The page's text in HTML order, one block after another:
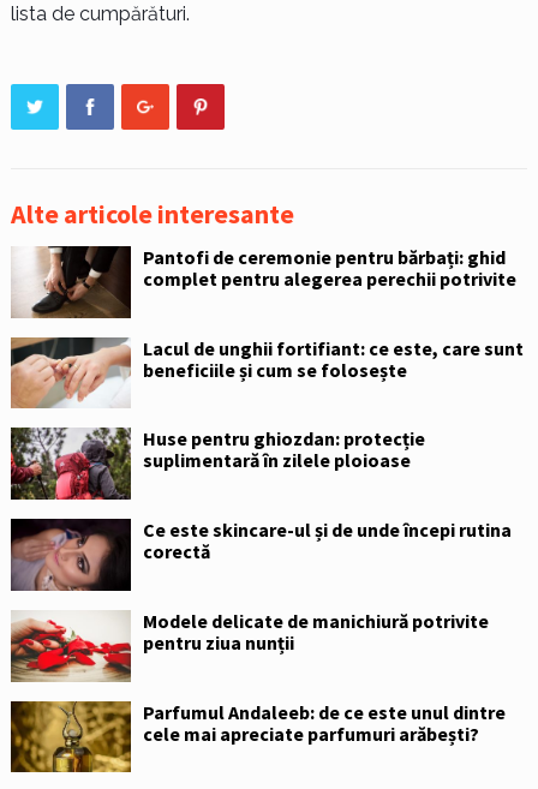
lista de cumpărături.
Alte articole interesante
Pantofi de ceremonie pentru bărbați: ghid
complet pentru alegerea perechii potrivite
Lacul de unghii fortifiant: ce este, care sunt
beneficiile și cum se folosește
Huse pentru ghiozdan: protecție
suplimentară în zilele ploioase
Ce este skincare-ul și de unde începi rutina
corectă
Modele delicate de manichiură potrivite
pentru ziua nunții
Parfumul Andaleeb: de ce este unul dintre
cele mai apreciate parfumuri arăbești?